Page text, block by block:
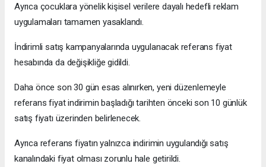
Ayrıca çocuklara yönelik kişisel verilere dayalı hedefli reklam
uygulamaları tamamen yasaklandı.
İndirimli satış kampanyalarında uygulanacak referans fiyat
hesabında da değişikliğe gidildi.
Daha önce son 30 gün esas alınırken, yeni düzenlemeyle
referans fiyat indirimin başladığı tarihten önceki son 10 günlük
satış fiyatı üzerinden belirlenecek.
Ayrıca referans fiyatın yalnızca indirimin uygulandığı satış
kanalındaki fiyat olması zorunlu hale getirildi.